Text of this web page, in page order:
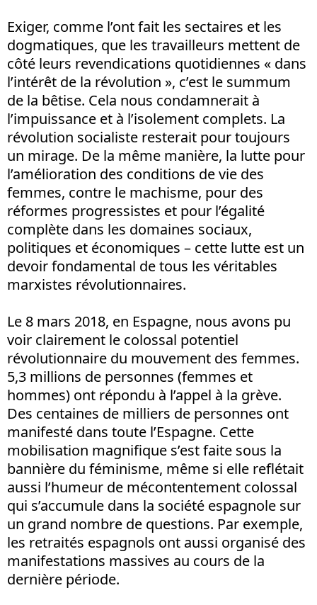
Exiger, comme l’ont fait les sectaires et les
dogmatiques, que les travailleurs mettent de
côté leurs revendications quotidiennes « dans
l’intérêt de la révolution », c’est le summum
de la bêtise. Cela nous condamnerait à
l’impuissance et à l’isolement complets. La
révolution socialiste resterait pour toujours
un mirage. De la même manière, la lutte pour
l’amélioration des conditions de vie des
femmes, contre le machisme, pour des
réformes progressistes et pour l’égalité
complète dans les domaines sociaux,
politiques et économiques – cette lutte est un
devoir fondamental de tous les véritables
marxistes révolutionnaires.
Le 8 mars 2018, en Espagne, nous avons pu
voir clairement le colossal potentiel
révolutionnaire du mouvement des femmes.
5,3 millions de personnes (femmes et
hommes) ont répondu à l’appel à la grève.
Des centaines de milliers de personnes ont
manifesté dans toute l’Espagne. Cette
mobilisation magnifique s’est faite sous la
bannière du féminisme, même si elle reflétait
aussi l’humeur de mécontentement colossal
qui s’accumule dans la société espagnole sur
un grand nombre de questions. Par exemple,
les retraités espagnols ont aussi organisé des
manifestations massives au cours de la
dernière période.